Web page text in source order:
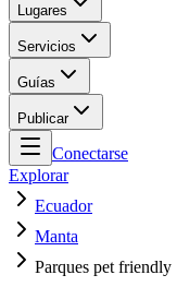
Lugares
Servicios
Guías
Publicar
Conectarse
Explorar
Ecuador
Manta
Parques pet friendly